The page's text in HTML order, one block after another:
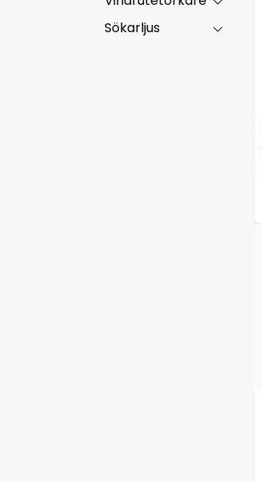
Sökarljus